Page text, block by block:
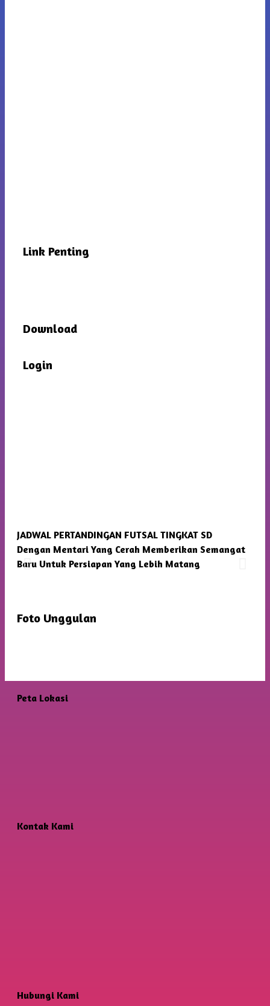
Link Penting
Download
Login
JADWAL PERTANDINGAN FUTSAL TINGKAT SD
Dengan Mentari Yang Cerah Memberikan Semangat
Baru Untuk Persiapan Yang Lebih Matang
Foto Unggulan
Peta Lokasi
Kontak Kami
Hubungi Kami